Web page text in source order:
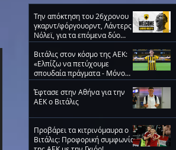
Την απόκτηση του 26χρονου
γκαρντ/φόργουορντ, Λάντερς
Νόλεϊ, για τα επόμενα δύο
χρόνια ανακοίνωσε η ΑΕΚ
Βιτάλις στον κόσμο της ΑΕΚ:
«Ελπίζω να πετύχουμε
σπουδαία πράγματα - Μόνο
ΑΕΚ!» (VIDEO)
Έφτασε στην Αθήνα για την
ΑΕΚ ο Βιτάλις
Προβάρει τα κιτρινόμαυρα ο
Βιτάλις: Προφορική συμφωνία